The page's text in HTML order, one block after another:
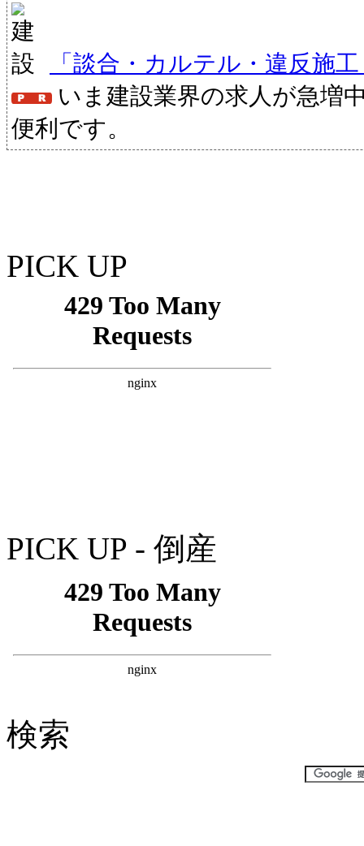
「談合・カルテル・違反施
いま建設業界の求人が急増
便利です。
PICK UP
PICK UP - 倒産
検索